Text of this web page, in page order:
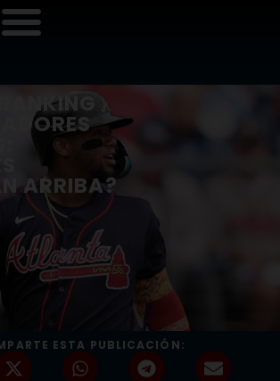
ARRIBA?
ESTA PUBLICACIÓN: